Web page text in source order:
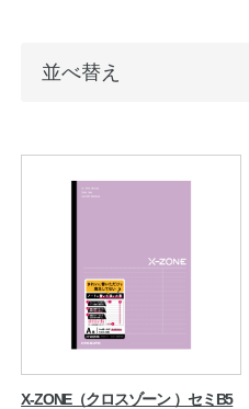
工場フォトツアー
企業情報
カタログ
お問い合わせ
え
並べ替え
X-ZONE（クロスゾーン ）セミB5